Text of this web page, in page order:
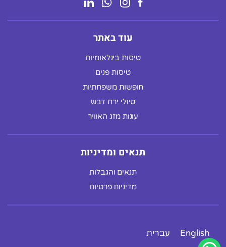
עוד באתר
טיסות בינלאומיות
טיסות פנים
חופשות משפחתיות
טיולי ירח דבש
עונות מזג האוויר
תנאים ומדיניות
תנאים והגבלות
מדיניות פרטיות
English עברית